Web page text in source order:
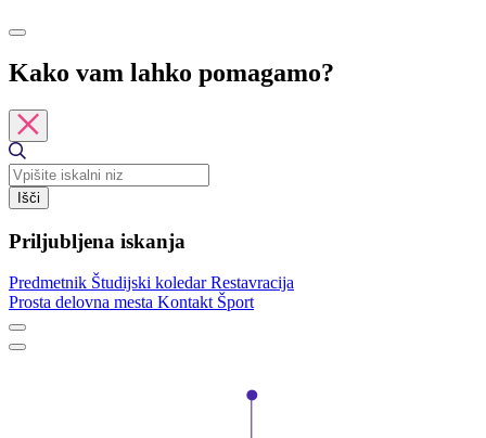
Kako vam lahko pomagamo?
Išči
Priljubljena iskanja
Predmetnik Študijski koledarRestavracija
Prosta delovna mesta Kontakt Šport